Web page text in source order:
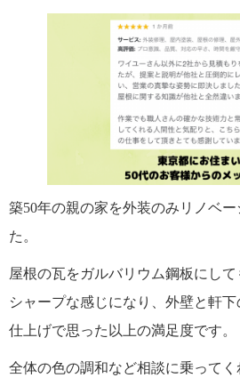
築50年の親の家を外装のみリノベ
た。
屋根の瓦をガルバリウム鋼板にして
シャープな感じになり、外壁と軒
仕上げで思った以上の満足度です。
全体の色の調和など相談に乗って